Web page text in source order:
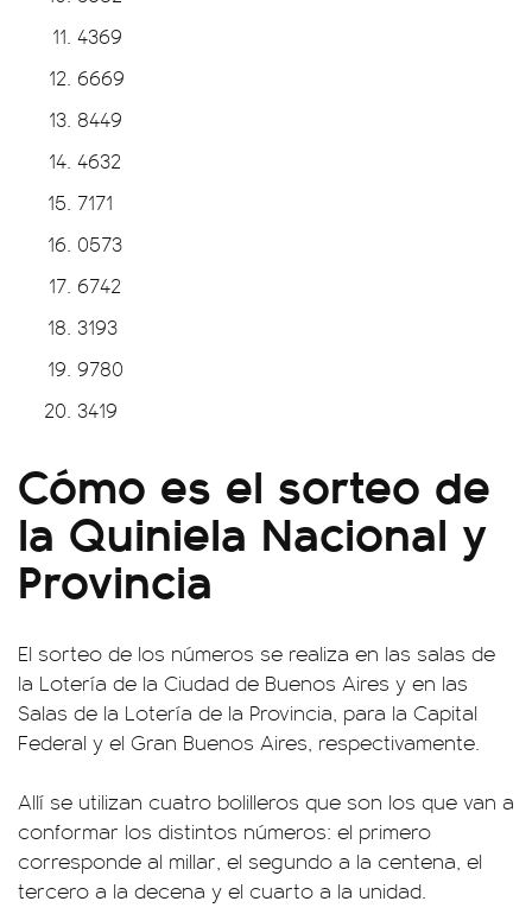
4369
6669
8449
4632
7171
0573
6742
3193
9780
3419
Cómo es el sorteo de
la Quiniela Nacional y
Provincia
El sorteo de los números se realiza en las salas de
la Lotería de la Ciudad de Buenos Aires y en las
Salas de la Lotería de la Provincia, para la Capital
Federal y el Gran Buenos Aires, respectivamente.
Allí se utilizan cuatro bolilleros que son los que van a
conformar los distintos números: el primero
corresponde al millar, el segundo a la centena, el
tercero a la decena y el cuarto a la unidad.